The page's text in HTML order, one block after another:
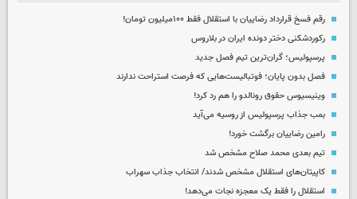
رقم فسخ قرارداد رضاییان با استقلال فقط ۱۰۰میلیون تومان!
رکوردشکنی دختر دونده ایران در بلاروس
پرسپولیس؛ گران‌ترین تیم فصل جدید
فصل بدون پایان؛ فوتبالیست‌هایی که فرصت استراحت ندارند
وینیسیوس حقوق رونالدو را هم رد کرد!
بمب جذاب پرسپولیس از روسیه می‌آید
رامین رضاییان برگشت خورد!
تیم بعدی محمد صلاح مشخص شد
کاپیتان‌های استقلال مشخص شدند/ انتخاب جذاب سهراب
استقلال را فقط یک معجزه نجات می‌دهد!